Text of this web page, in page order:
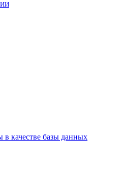
ИИ
в качестве базы данных